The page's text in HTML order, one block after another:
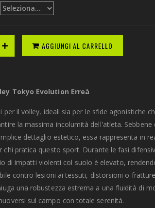
AGGIUNGI AL CARRELLO
Tokyo Evolution Erreà
per il volley, ideali sia per le sfide agonistiche
la massima incolumità dell'atleta. Sebbene
dettaglio estetico, essa rappresenta in
chi pratica questo sport. Durante le fasi
di impatti violenti col suolo è elevato,
contro lesioni ai tessuti, distorsioni o
una robustezza estrema a una fluidità di
sul campo con totale serenità.